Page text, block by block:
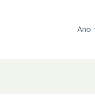
Ano